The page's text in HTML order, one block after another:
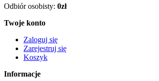
Odbiór osobisty: 0zł
Twoje konto
Zaloguj się
Zarejestruj się
Koszyk
Informacje